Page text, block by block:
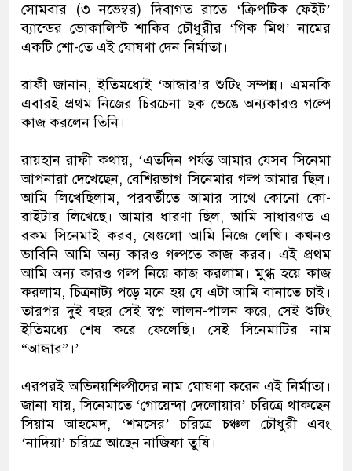
সোমবার (৩ নভেম্বর) দিবাগত রাতে ‘ক্রিপটিক ফেইট’
ব্যান্ডের ভোকালিস্ট শাকিব চৌধুরীর ‘গিক মিথ’ নামের
একটি শো-তে এই ঘোষণা দেন নির্মাতা।
রাফী জানান, ইতিমধ্যেই ‘আন্ধার’র শুটিং সম্পন্ন। এমনকি
এবারই প্রথম নিজের চিরচেনা ছক ভেঙে অন্যকারও গল্পে
কাজ করলেন তিনি।
রায়হান রাফী কথায়, ‘এতদিন পর্যন্ত আমার যেসব সিনেমা
আপনারা দেখেছেন, বেশিরভাগ সিনেমার গল্প আমার ছিল।
আমি লিখেছিলাম, পরবর্তীতে আমার সাথে কোনো কো-
রাইটার লিখেছে। আমার ধারণা ছিল, আমি সাধারণত এ
রকম সিনেমাই করব, যেগুলো আমি নিজে লেখি। কখনও
ভাবিনি আমি অন্য কারও গল্পতে কাজ করব। এই প্রথম
আমি অন্য কারও গল্প নিয়ে কাজ করলাম। মুগ্ধ হয়ে কাজ
করলাম, চিত্রনাট্য পড়ে মনে হয় যে এটা আমি বানাতে চাই।
তারপর দুই বছর সেই স্বপ্ন লালন-পালন করে, সেই শুটিং
ইতিমধ্যে শেষ করে ফেলেছি। সেই সিনেমাটির নাম
“আন্ধার”।’
এরপরই অভিনয়শিল্পীদের নাম ঘোষণা করেন এই নির্মাতা।
জানা যায়, সিনেমাতে ‘গোয়েন্দা দেলোয়ার’ চরিত্রে থাকছেন
সিয়াম আহমেদ, ‘শমসের’ চরিত্রে চঞ্চল চৌধুরী এবং
‘নাদিয়া’ চরিত্রে আছেন নাজিফা তুষি।